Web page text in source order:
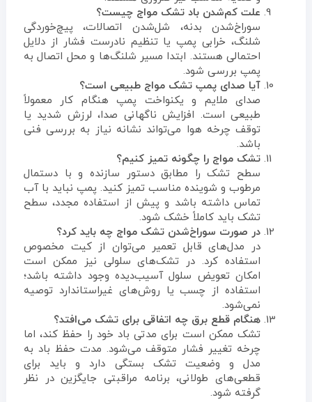
علت کم‌شدن باد تشک مواج چیست؟
سوراخ‌شدن بدنه، شل‌شدن اتصالات، پیچ‌خوردگی
شلنگ، خرابی پمپ یا تنظیم نادرست فشار از دلایل
احتمالی هستند. ابتدا مسیر شلنگ‌ها و محل اتصال به
پمپ بررسی شود.
آیا صدای پمپ تشک مواج طبیعی است؟
صدای ملایم و یکنواخت پمپ هنگام کار معمولاً
طبیعی است. افزایش ناگهانی صدا، لرزش شدید یا
توقف چرخه هوا می‌تواند نشانه نیاز به بررسی فنی
باشد.
تشک مواج را چگونه تمیز کنیم؟
سطح تشک را مطابق دستور سازنده و با دستمال
مرطوب و شوینده مناسب تمیز کنید. پمپ نباید با آب
تماس داشته باشد و پیش از استفاده مجدد، سطح
تشک باید کاملاً خشک شود.
در صورت سوراخ‌شدن تشک مواج چه باید کرد؟
در مدل‌های قابل تعمیر می‌توان از کیت مخصوص
استفاده کرد. در تشک‌های سلولی نیز ممکن است
امکان تعویض سلول آسیب‌دیده وجود داشته باشد؛
استفاده از چسب یا روش‌های غیراستاندارد توصیه
نمی‌شود.
هنگام قطع برق چه اتفاقی برای تشک می‌افتد؟
تشک ممکن است برای مدتی باد خود را حفظ کند، اما
چرخه تغییر فشار متوقف می‌شود. مدت حفظ باد به
مدل و وضعیت تشک بستگی دارد و باید برای
قطعی‌های طولانی، برنامه مراقبتی جایگزین در نظر
گرفته شود.